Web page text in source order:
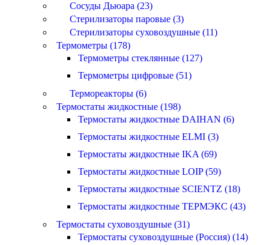
Сосуды Дьюара (23)
Стерилизаторы паровые (3)
Стерилизаторы суховоздушные (11)
Термометры (178)
Термометры стеклянные (127)
Термометры цифровые (51)
Термореакторы (6)
Термостаты жидкостные (198)
Термостаты жидкостные DAIHAN (6)
Термостаты жидкостные ELMI (3)
Термостаты жидкостные IKA (69)
Термостаты жидкостные LOIP (59)
Термостаты жидкостные SCIENTZ (18)
Термостаты жидкостные ТЕРМЭКС (43)
Термостаты суховоздушные (31)
Термостаты суховоздушные (Россия) (14)